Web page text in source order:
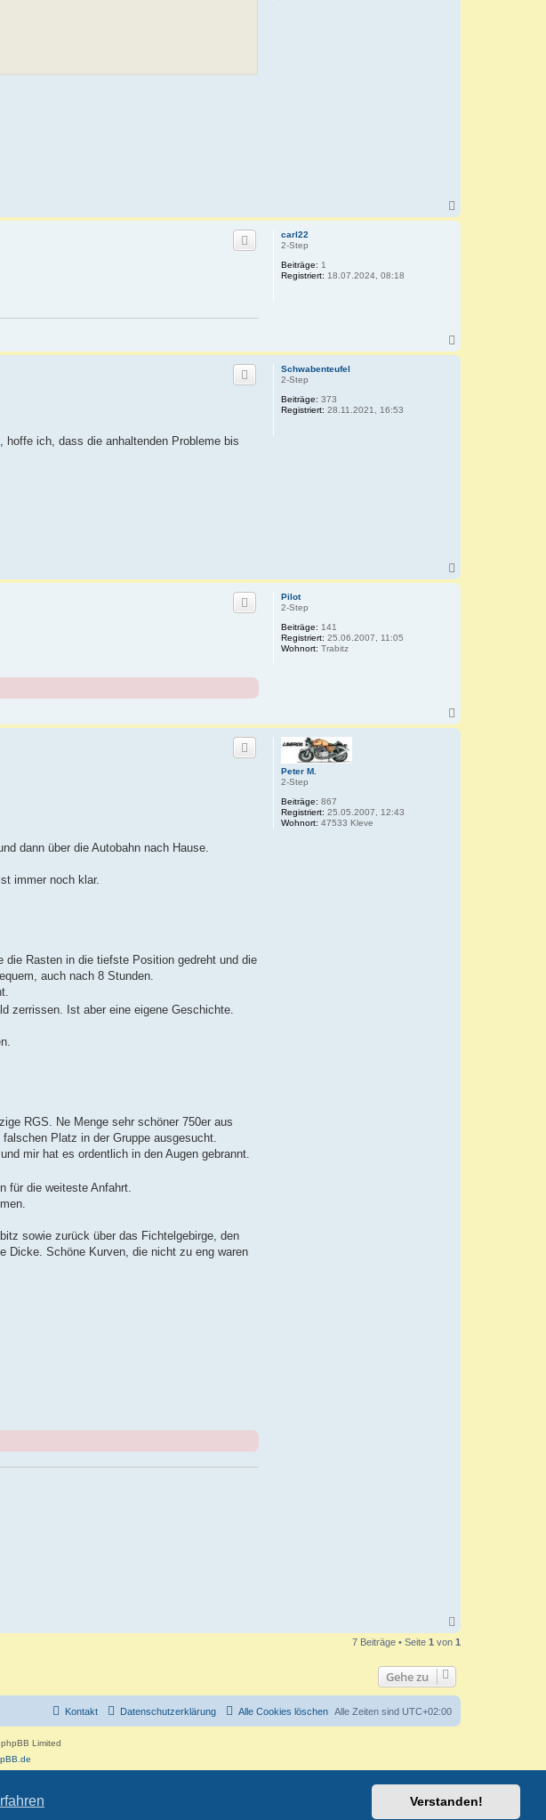
Verstanden!
carl22
2-Step
Beiträge: 1
Registriert: 18.07.2024, 08:18
a
Schwabenteufel
2-Step
Beiträge: 373
Registriert: 28.11.2021, 16:53
ich, dass die anhaltenden Probleme bis
Pilot
2-Step
Beiträge: 141
Registriert: 25.06.2007, 11:05
Wohnort: Trabitz
a
Peter M.
2-Step
Beiträge: 867
Registriert: 25.05.2007, 12:43
Wohnort: 47533 Kleve
dann über die Autobahn nach Hause.
immer noch klar.
die Rasten in die tiefste Position gedreht und die
auch nach 8 Stunden.
zerrissen. Ist aber eine eigene Geschichte.
RGS. Ne Menge sehr schöner 750er aus
Platz in der Gruppe ausgesucht.
mir hat es ordentlich in den Augen gebrannt.
für die weiteste Anfahrt.
sowie zurück über das Fichtelgebirge, den
Dicke. Schöne Kurven, die nicht zu eng waren
a
c
7 Beiträge • Seite 1 von 1
Gehe zu
Alle Zeiten sind UTC+02:00
Alle Cookies löschen
Datenschutzerklärung
Kontakt
Limited